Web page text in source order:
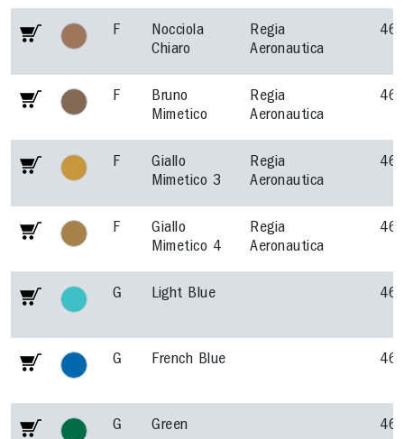
F
Nocciola
Chiaro
Regia
Aeronautica
F
Bruno
Mimetico
Regia
Aeronautica
F
Giallo
Mimetico 3
Regia
Aeronautica
F
Giallo
Mimetico 4
Regia
Aeronautica
G Light Blue
G French Blue
G Green